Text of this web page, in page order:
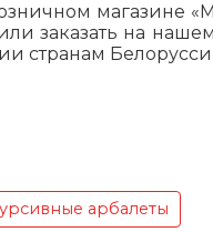
магазине
заказать на
странам
арбалеты